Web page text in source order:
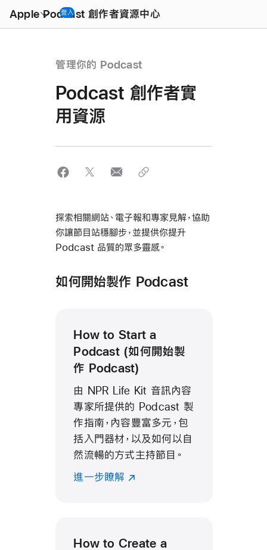
Apple Podcast 創作者資源中心
Menu
登入
管理你的 Podcast
Podcast 創作者實
用資源
探索相關網站、電子報和專家見解，協助
你讓節目站穩腳步，並提供你提升
Podcast 品質的眾多靈感。
如何開始製作 Podcast
How to Start a
Podcast (如何開始製
作 Podcast)
由 NPR Life Kit 音訊內容
專家所提供的 Podcast 製
作指南，內容豐富多元，包
括入門器材，以及如何以自
然流暢的方式主持節目。
進一步瞭解
How to Create a